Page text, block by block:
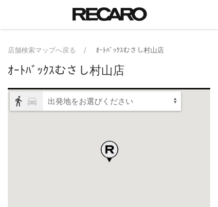
店舗検索マップへ戻る ｵｰﾄﾊﾞｯｸｽむさし村山店
ｵｰﾄﾊﾞｯｸｽむさし村山店
出発地をお選びください